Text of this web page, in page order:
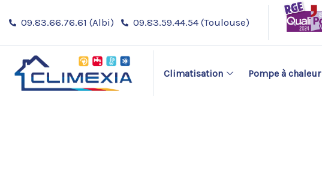
au
09.83.66.76.61 (Albi) 09.83.59.44.54 (Toulouse)
Climatisation Pompe à chaleur
des